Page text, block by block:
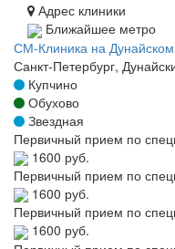
Адрес клиники
Ближайшее метро
СМ-Клиника на
Санкт-Петербург,
Купчино
Обухово
Звездная
Первичный прием по
1600 руб.
Первичный прием по
1600 руб.
Первичный прием по
1600 руб.